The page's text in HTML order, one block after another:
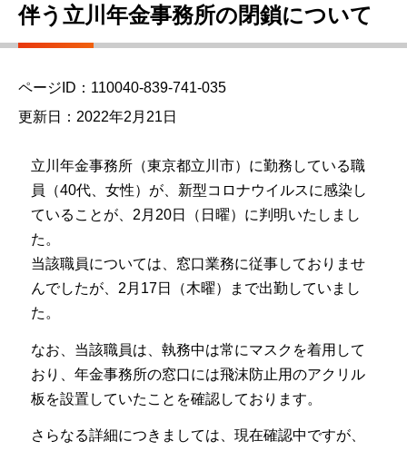
伴う立川年金事務所の閉鎖について
ページID：110040-839-741-035
更新日：2022年2月21日
立川年金事務所（東京都立川市）に勤務している職
員（40代、女性）が、新型コロナウイルスに感染し
ていることが、2月20日（日曜）に判明いたしまし
た。
当該職員については、窓口業務に従事しておりませ
んでしたが、2月17日（木曜）まで出勤していまし
た。
なお、当該職員は、執務中は常にマスクを着用して
おり、年金事務所の窓口には飛沫防止用のアクリル
板を設置していたことを確認しております。
さらなる詳細につきましては、現在確認中ですが、